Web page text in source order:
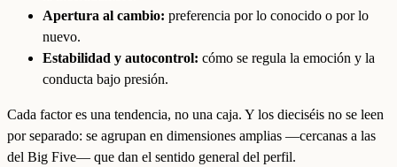
Apertura al cambio: preferencia por lo conocido o por lo
nuevo.
Estabilidad y autocontrol: cómo se regula la emoción y la
conducta bajo presión.
Cada factor es una tendencia, no una caja. Y los dieciséis no se leen
por separado: se agrupan en dimensiones amplias —cercanas a las
del Big Five— que dan el sentido general del perfil.